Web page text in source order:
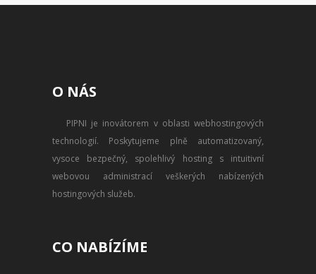
O NÁS
PIPNI je inovátorem v oblasti webhostingových
technologií. Poskytujeme plně automatizovaný,
vysoce bezpečný, spolehlivý hosting s intuitivní
webovou administrací veškerých nabízených
hostingových služeb.
CO NABÍZÍME